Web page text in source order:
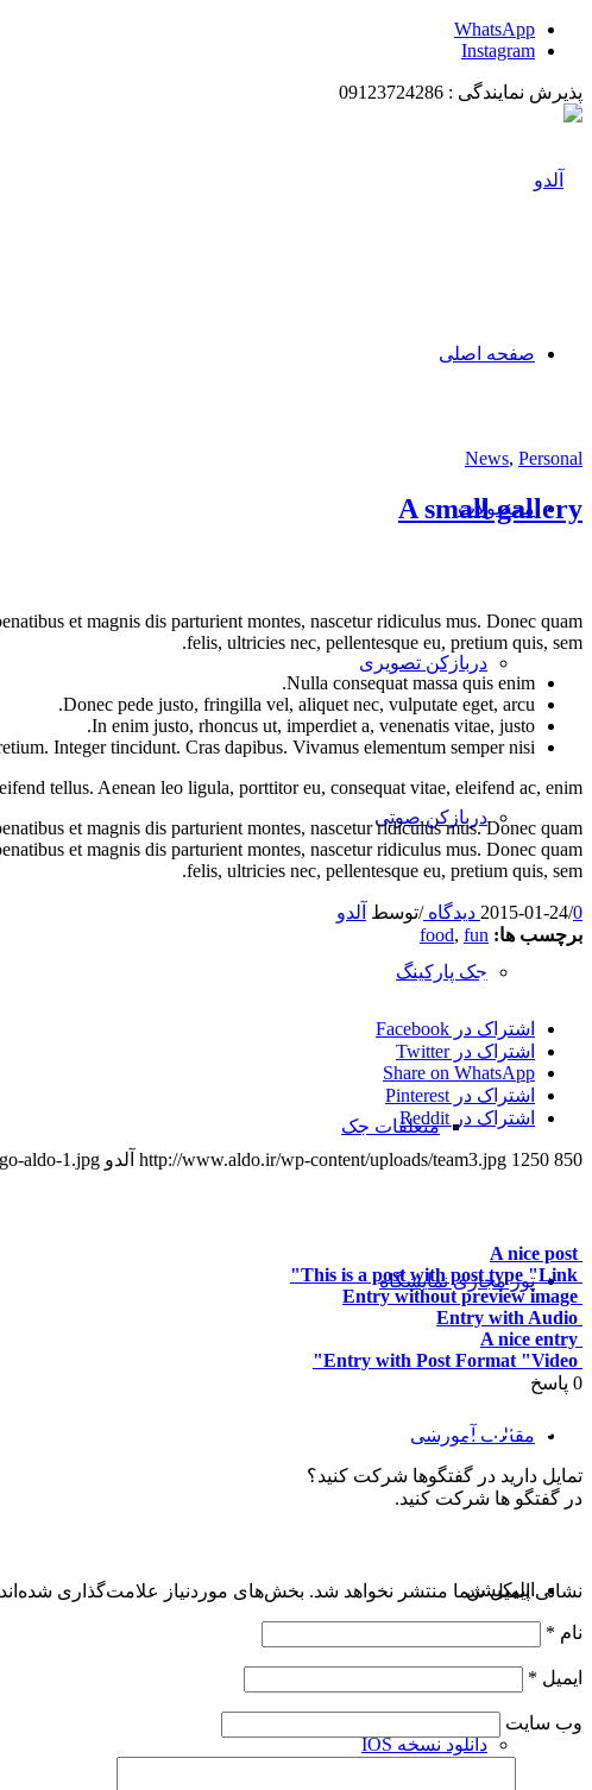
WhatsApp
Instagram
پذیرش نمایندگی : 09123724286
صفحه اصلی
محصولات
دربازکن تصویری
دربازکن صوتی
جک پارکینگ
متعلقات جک
تور مجازی نمایشگاه
مقالات آموزشی
اپلیکیشن
دانلود نسخه IOS
News, Personal
A small gallery
et magnis dis parturient montes, nascetur ridiculus mus. Donec quam
felis, ultricies nec, pellentesque eu, pretium quis, sem.
Nulla consequat massa quis enim.
Donec pede justo, fringilla vel, aliquet nec, vulputate eget, arcu.
In enim justo, rhoncus ut, imperdiet a, venenatis vitae, justo.
Integer tincidunt. Cras dapibus. Vivamus elementum semper nisi.
tellus. Aenean leo ligula, porttitor eu, consequat vitae, eleifend ac, enim.
et magnis dis parturient montes, nascetur ridiculus mus. Donec quam
et magnis dis parturient montes, nascetur ridiculus mus. Donec quam
felis, ultricies nec, pellentesque eu, pretium quis, sem.
2015-01-24/0 دیدگاه /توسط آلدو
برچسب ها:
food, fun
اشتراک این مطلب
اشتراک در Facebook
اشتراک در Twitter
Share on WhatsApp
اشتراک در Pinterest
اشتراک در Reddit
http://www.aldo.ir/wp-content/uploads/team3.jpg 1250 850 آلدو aldo-1.jpg
A nice post
This is a post with post type "Link"
Entry without preview image
Entry with Audio
A nice entry
Entry with Post Format "Video"
0 پاسخ
دیدگاه خود را ثبت کنید
تمایل دارید در گفتگوها شرکت کنید؟
در گفتگو ها شرکت کنید.
نشانی ایمیل شما منتشر نخواهد شد. بخش‌های موردنیاز علامت‌گذاری شده‌اند
نام *
ایمیل *
وب‌ سایت